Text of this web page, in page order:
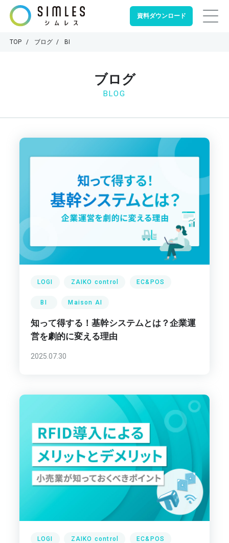
資料ダウンロード
TOP ブログ BI
ブログ
BLOG
LOGI ZAIKO control EC&POS
BI Maison AI
知って得する！基幹システムとは？企業運
営を劇的に変える理由
2025.07.30
LOGI ZAIKO control EC&POS